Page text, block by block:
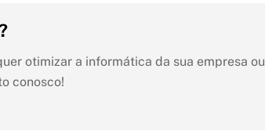
otimizar a informática da sua empresa ou
conosco!